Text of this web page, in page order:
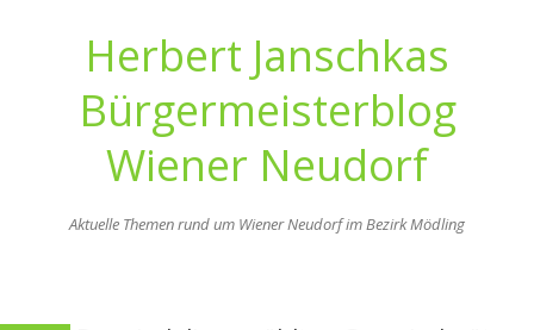
Herbert Janschkas
Bürgermeisterblog
Wiener Neudorf
Aktuelle Themen rund um Wiener Neudorf im Bezirk Mödling